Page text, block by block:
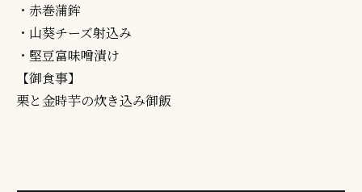
・赤巻蒲鉾
・山葵チーズ射込み
・堅豆富味噌漬け
【御食事】
栗と金時芋の炊き込み御飯